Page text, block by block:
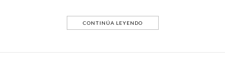
CONTINÚA LEYENDO